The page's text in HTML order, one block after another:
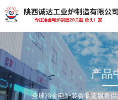
产品
全球冶金电炉装备制造服务